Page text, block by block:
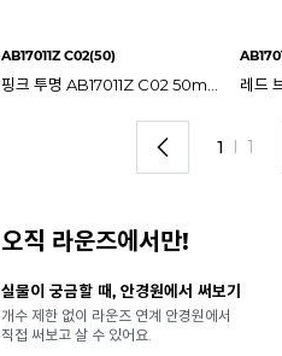
AB17011Z C02(50)
1 I 1
오직 라운즈에서만!
실물이 궁금할 때, 안경원에서 써보기
개수 제한 없이 라운즈 연계 안경원에서
직접 써보고 살 수 있어요.